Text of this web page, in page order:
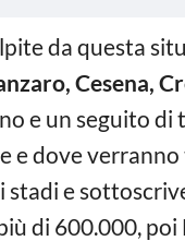
da questa
Cesena,
e un seguito
e dove
e
di 600.000,